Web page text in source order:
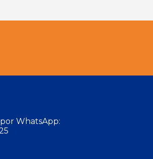
WhatsApp: